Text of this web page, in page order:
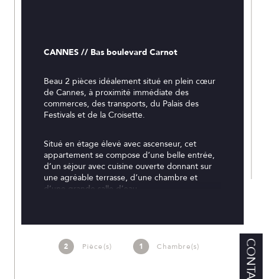
CONTACT
2 Pièce(s) 1 Chambre(s)
CANNES // Bas boulevard Carnot
Beau 2 pièces idéalement situé en plein cœur
de Cannes, à proximité immédiate des
commerces, des transports, du Palais des
Festivals et de la Croisette.
Situé en étage élevé avec ascenseur, cet
appartement se compose d’une belle entrée,
d’un séjour avec cuisine ouverte donnant sur
une agréable terrasse, d’une chambre et
d’une grande salle d’eau.
pour profiter de la vie cannoise.